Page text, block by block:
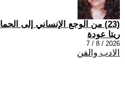
(23) من الوجع الإنساني إلى الجمال المقاوم
ريتا عودة
2026 / 8 / 7
الادب والفن